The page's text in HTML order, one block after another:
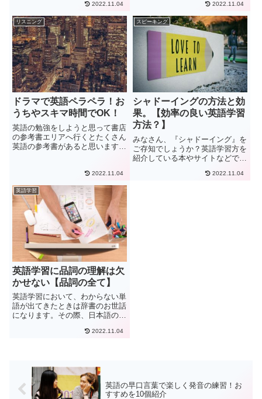
グ向上には毎日続けることが一番
と言われていますが、コツコツ続
けるのも結構しんどいですよね。
以前のぼくもそうでした。英語...
2022.11.04
思います。今回の記事では、これ
から本格的な受験勉強を始める、
高校2年生や高校3年生に向け
て、志望校、志望学科の合格に近
づ...
2022.11.04
リスニング
ドラマで英語ペラペラ！お
うちやスキマ時間でOK！
英語の勉強をしようと思って書店
の参考書エリアへ行くとたくさん
英語の参考書があると思います。
すが、多くの場合それらを勉強し
ようとすると机に向かって取り組
む場合がほとんどです。もちろ
ん...
2022.11.04
スピーキング
シャドーイングの方法と効
果。【効率の良い英語学習
方法？】
みなさん、『シャドーイング』を
ご存知でしょうか？英語学習方を
紹介している本やサイトなどで、
いかと思います。このページで
2022.11.04
英語学習
英語学習に品詞の理解は欠
かせない【品詞の全て】
英語学習において、わからない単
語が出てきたときは辞書のお世話
になります。その際、日本語の意
訳している…ということはないで
2022.11.04
英語の早口言葉で楽しく発音の練習！お
すすめを10個紹介